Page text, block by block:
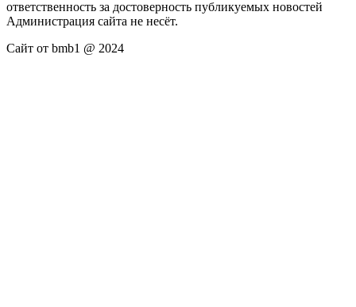
ответственность за достоверность публикуемых новостей
Администрация сайта не несёт.
Сайт от bmb1 @ 2024